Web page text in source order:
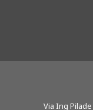
Via Ing